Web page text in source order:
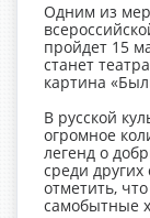
Одним из
пройдет 15
станет
картина
В русской
огромное
легенд о
среди
отметить,
самобытные